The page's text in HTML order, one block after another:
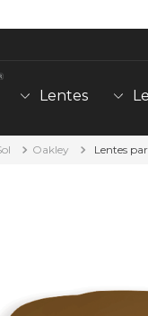
Lentes
Oakley Lentes